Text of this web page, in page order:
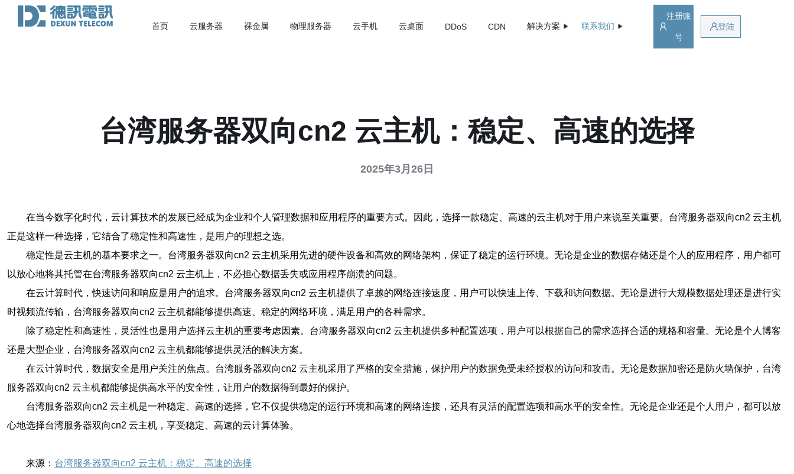
首页 云服务器 裸金属 物理服务器 云手机 云桌面 DDoS CDN 解决方案 联系我们
注册账
号
登陆
台湾服务器双向cn2 云主机：稳定、高速的选择
2025年3月26日
在当今数字化时代，云计算技术的发展已经成为企业和个人管理数据和应用程序的重要方式。因此，选择一款稳定、高速的云主机对于用户来说至关重要。台湾服务器双向cn2 云主机
正是这样一种选择，它结合了稳定性和高速性，是用户的理想之选。
稳定性是云主机的基本要求之一。台湾服务器双向cn2 云主机采用先进的硬件设备和高效的网络架构，保证了稳定的运行环境。无论是企业的数据存储还是个人的应用程序，用户都可
以放心地将其托管在台湾服务器双向cn2 云主机上，不必担心数据丢失或应用程序崩溃的问题。
在云计算时代，快速访问和响应是用户的追求。台湾服务器双向cn2 云主机提供了卓越的网络连接速度，用户可以快速上传、下载和访问数据。无论是进行大规模数据处理还是进行实
时视频流传输，台湾服务器双向cn2 云主机都能够提供高速、稳定的网络环境，满足用户的各种需求。
除了稳定性和高速性，灵活性也是用户选择云主机的重要考虑因素。台湾服务器双向cn2 云主机提供多种配置选项，用户可以根据自己的需求选择合适的规格和容量。无论是个人博客
还是大型企业，台湾服务器双向cn2 云主机都能够提供灵活的解决方案。
在云计算时代，数据安全是用户关注的焦点。台湾服务器双向cn2 云主机采用了严格的安全措施，保护用户的数据免受未经授权的访问和攻击。无论是数据加密还是防火墙保护，台湾
服务器双向cn2 云主机都能够提供高水平的安全性，让用户的数据得到最好的保护。
台湾服务器双向cn2 云主机是一种稳定、高速的选择，它不仅提供稳定的运行环境和高速的网络连接，还具有灵活的配置选项和高水平的安全性。无论是企业还是个人用户，都可以放
心地选择台湾服务器双向cn2 云主机，享受稳定、高速的云计算体验。
来源： 台湾服务器双向cn2 云主机：稳定、高速的选择